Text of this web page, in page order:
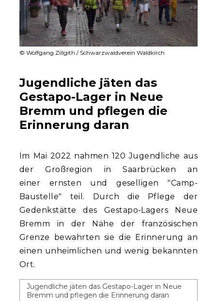
© Wolfgang Zillgith / Schwarzwaldverein Waldkirch
Jugendliche jäten das
Gestapo-Lager in Neue
Bremm und pflegen die
Erinnerung daran
Im Mai 2022 nahmen 120 Jugendliche aus
der Großregion in Saarbrücken an
einer ernsten und geselligen "Camp-
Baustelle" teil. Durch die Pflege der
Gedenkstätte des Gestapo-Lagers Neue
Bremm in der Nähe der französischen
Grenze bewahrten sie die Erinnerung an
einen unheimlichen und wenig bekannten
Ort.
Jugendliche jäten das Gestapo-Lager in Neue
Bremm und pflegen die Erinnerung daran